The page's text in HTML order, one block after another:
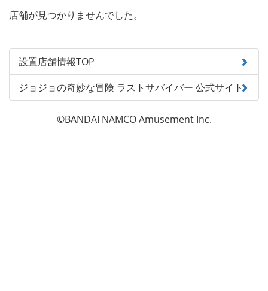
店舗が見つかりませんでした。
設置店舗情報TOP
ジョジョの奇妙な冒険 ラストサバイバー 公式サイト
©BANDAI NAMCO Amusement Inc.